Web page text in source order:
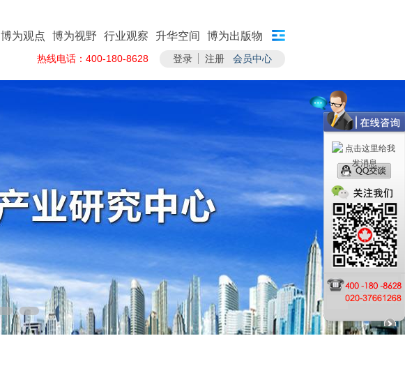
热线电话：400-180-8628 登录 注册 会员中心
博为观点 博为视野 行业观察 升华空间 博为出版物